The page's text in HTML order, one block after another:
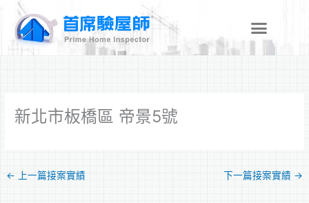
新北市板橋區 帝景5號
← 上一篇接案實績 下一篇接案實績 →